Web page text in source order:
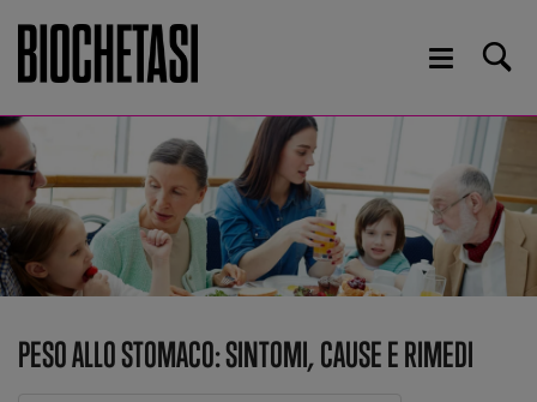
PESO ALLO STOMACO: SINTOMI, CAUSE E RIMEDI